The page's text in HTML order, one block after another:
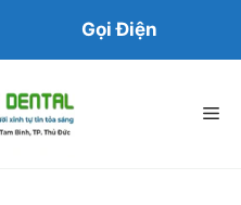
Gọi Điện